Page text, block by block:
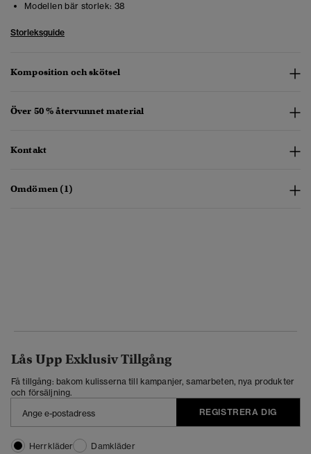
Modellen bär storlek: 38
Storleksguide
Komposition och skötsel
Över 50 % återvunnet material
Kontakt
Omdömen (1)
Lås Upp Exklusiv Tillgång
Få tillgång: bakom kulisserna till kampanjer, samarbeten, nya produkter
och försäljning.
REGISTRERA DIG
Herrkläder Damkläder